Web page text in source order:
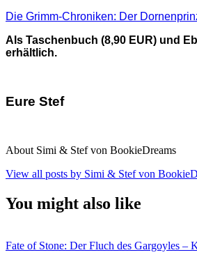
Die Grimm-Chroniken: Der
Als Taschenbuch (8,90 EUR) und
erhältlich.
Eure Stef
About Simi & Stef von BookieDreams
View all posts by Simi & Stef von
You might also like
Fate of Stone: Der Fluch des Gargoyles –